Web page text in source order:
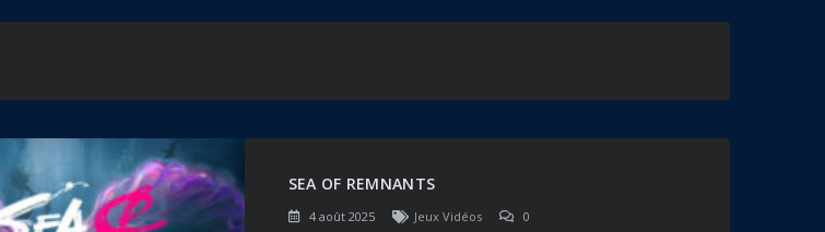
SEA OF REMNANTS
4 août 2025 Jeux Vidéos 0